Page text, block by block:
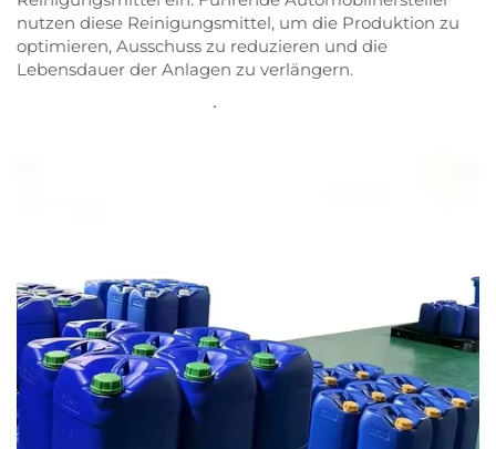
nutzen diese Reinigungsmittel, um die Produktion zu
optimieren, Ausschuss zu reduzieren und die
Lebensdauer der Anlagen zu verlängern.